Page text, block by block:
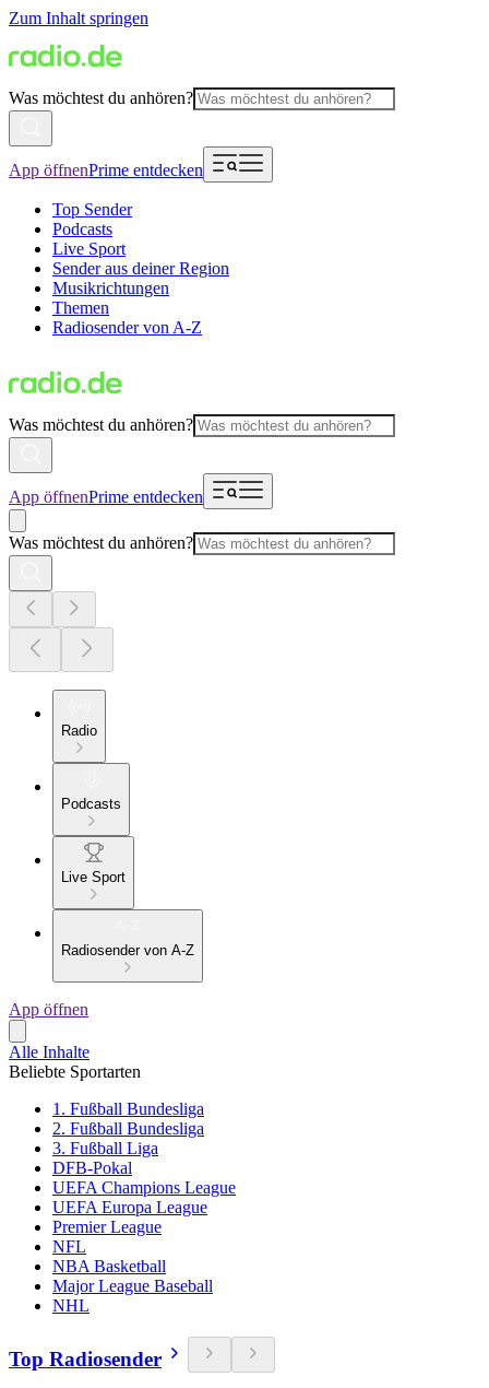
Zum Inhalt springen
Was möchtest du anhören?
App öffnenPrime entdecken
Top Sender
Podcasts
Live Sport
Sender aus deiner Region
Musikrichtungen
Themen
Radiosender von A-Z
Was möchtest du anhören?
App öffnenPrime entdecken
Was möchtest du anhören?
Radio
Podcasts
Live Sport
Radiosender von A-Z
App öffnen
Alle Inhalte
Beliebte Sportarten
1. Fußball Bundesliga
2. Fußball Bundesliga
3. Fußball Liga
DFB-Pokal
UEFA Champions League
UEFA Europa League
Premier League
NFL
NBA Basketball
Major League Baseball
NHL
Top Radiosender